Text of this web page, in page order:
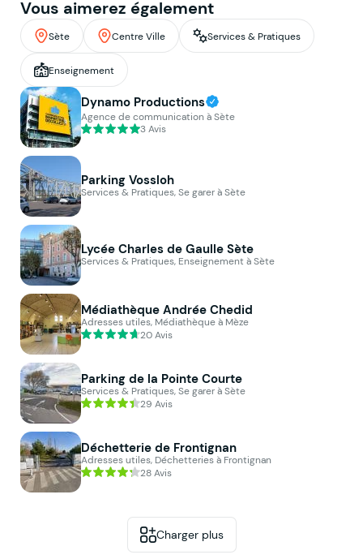
Vous aimerez également
Sète Centre Ville Services & Pratiques
Enseignement
Dynamo Productions
Agence de communication à Sète
3 Avis
Parking Vossloh
Services & Pratiques, Se garer à Sète
Lycée Charles de Gaulle Sète
Services & Pratiques, Enseignement à Sète
Médiathèque Andrée Chedid
Adresses utiles, Médiathèque à Mèze
20 Avis
Parking de la Pointe Courte
Services & Pratiques, Se garer à Sète
29 Avis
Déchetterie de Frontignan
Adresses utiles, Déchetteries à Frontignan
28 Avis
Charger plus